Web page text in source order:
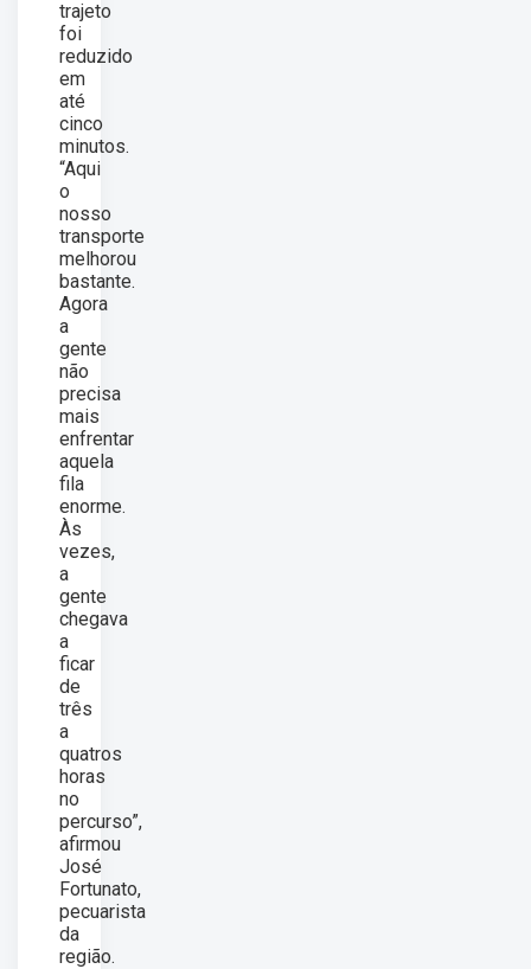
trajeto
foi
reduzido
em
até
cinco
minutos.
“Aqui
o
nosso
transporte
melhorou
bastante.
Agora
a
gente
não
precisa
mais
enfrentar
aquela
fila
enorme.
Às
vezes,
a
gente
chegava
a
ficar
de
três
a
quatros
horas
no
percurso”,
afirmou
José
Fortunato,
pecuarista
da
região.